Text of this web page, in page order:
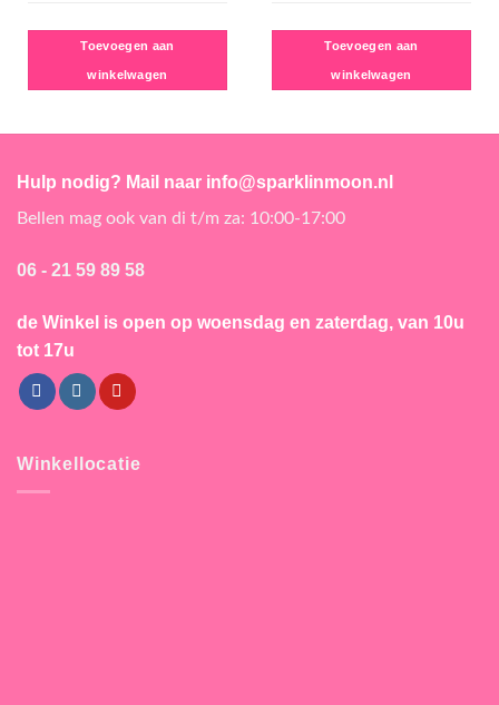
Toevoegen aan
winkelwagen
Toevoegen aan
winkelwagen
Hulp nodig? Mail naar info@sparklinmoon.nl
Bellen mag ook van di t/m za: 10:00-17:00
06 - 21 59 89 58
de Winkel is open op woensdag en zaterdag, van 10u
tot 17u
Winkellocatie